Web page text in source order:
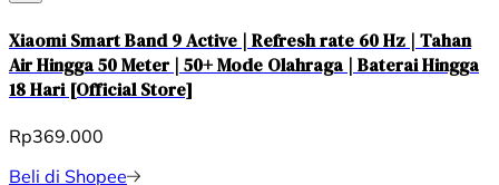
Xiaomi Smart Band 9 Active | Refresh rate 60 Hz | Tahan
Air Hingga 50 Meter | 50+ Mode Olahraga | Baterai Hingga
18 Hari [Official Store]
Rp369.000
Beli di Shopee